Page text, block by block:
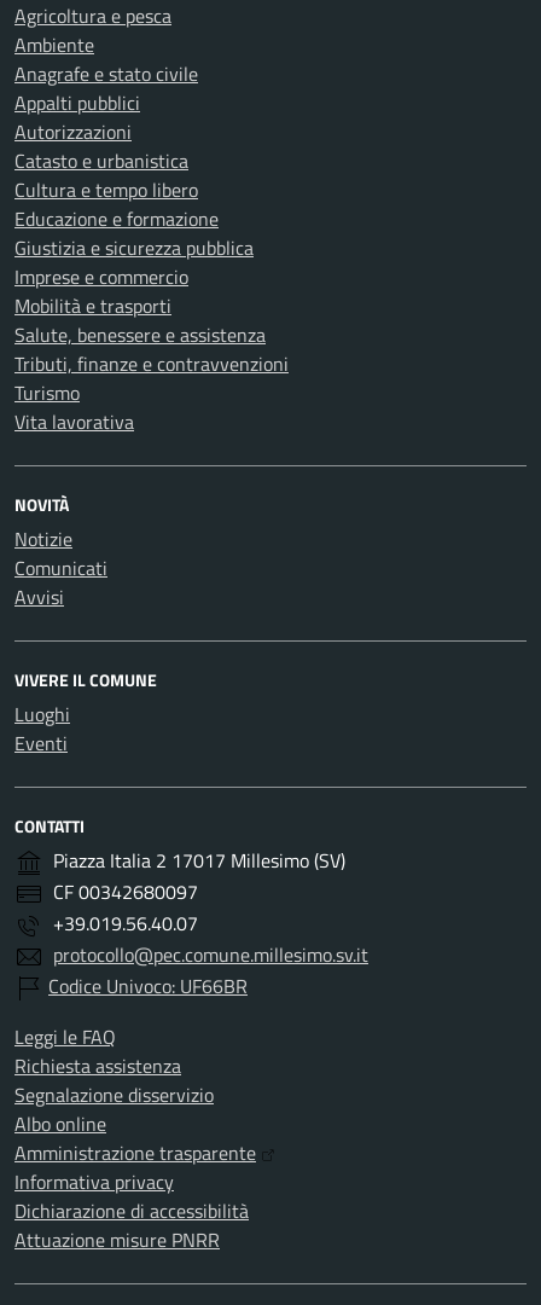
Agricoltura e pesca
Ambiente
Anagrafe e stato civile
Appalti pubblici
Autorizzazioni
Catasto e urbanistica
Cultura e tempo libero
Educazione e formazione
Giustizia e sicurezza pubblica
Imprese e commercio
Mobilità e trasporti
Salute, benessere e assistenza
Tributi, finanze e contravvenzioni
Turismo
Vita lavorativa
NOVITÀ
Notizie
Comunicati
Avvisi
VIVERE IL COMUNE
Luoghi
Eventi
CONTATTI
Piazza Italia 2 17017 Millesimo (SV)
CF 00342680097
+39.019.56.40.07
protocollo@pec.comune.millesimo.sv.it
Codice Univoco: UF66BR
Leggi le FAQ
Richiesta assistenza
Segnalazione disservizio
Albo online
Amministrazione trasparente
Informativa privacy
Dichiarazione di accessibilità
Attuazione misure PNRR